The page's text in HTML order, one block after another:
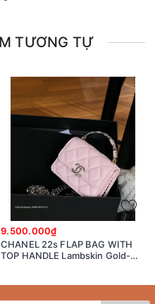
TƯƠNG TỰ
9.500.000₫
CHANEL 22s FLAP BAG WITH
TOP HANDLE Lambskin Gold-